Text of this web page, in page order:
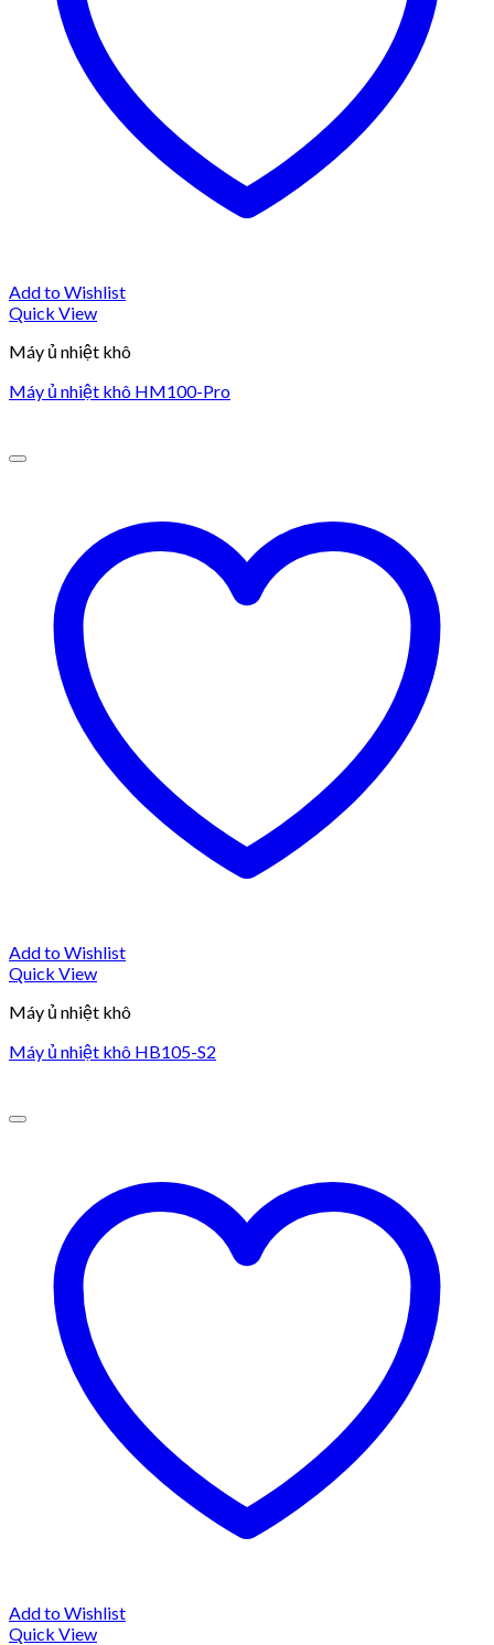
Add to Wishlist
Quick View
Máy ủ nhiệt khô
Máy ủ nhiệt khô HM100-Pro
Add to Wishlist
Quick View
Máy ủ nhiệt khô
Máy ủ nhiệt khô HB105-S2
Add to Wishlist
Quick View